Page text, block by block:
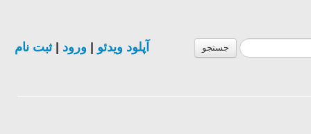
جستجو آپلود ویدئو ورود |ثبت نام